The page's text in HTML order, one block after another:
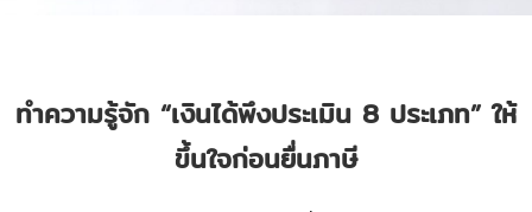
ทำความรู้จัก “เงินได้พึงประเมิน 8 ประเภท” ให้
ขึ้นใจก่อนยื่นภาษี